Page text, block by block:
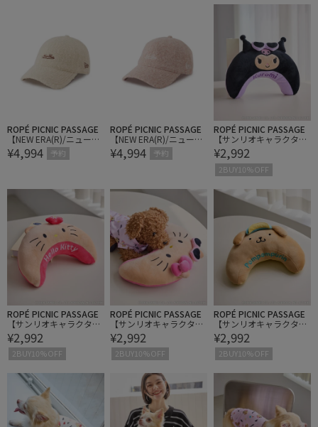
ROPÉ PICNIC PASSAGE
【NEW ERA(R)/ニューエ
ラ別注】920CS BASIC PI
LE KNIT CAP
¥4,994 予約
ROPÉ PICNIC PASSAGE
【NEW ERA(R)/ニューエ
ラ別注】920CS BASIC PI
LE KNIT CAP
¥4,994 予約
ROPÉ PICNIC PASSAGE
【サンリオキャラクター
ズ×ROPE' PICNIC】【D
OG】日焼けデザイン あ
ごのせクッション
¥2,992
2BUY10%OFF
ROPÉ PICNIC PASSAGE
【サンリオキャラクター
ズ×ROPE' PICNIC】【D
OG】日焼けデザイン あ
ごのせクッション
¥2,992
2BUY10%OFF
ROPÉ PICNIC PASSAGE
【サンリオキャラクター
ズ×ROPE' PICNIC】【D
OG】日焼けデザイン あ
ごのせクッション
¥2,992
2BUY10%OFF
ROPÉ PICNIC PASSAGE
【サンリオキャラクター
ズ×ROPE' PICNIC】【D
OG】日焼けデザイン あ
ごのせクッション
¥2,992
2BUY10%OFF